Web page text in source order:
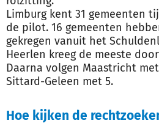
Limburg kent 31 gemeenten
de pilot. 16 gemeenten
gekregen vanuit het
Heerlen kreeg de meeste
Daarna volgen Maastricht
Sittard-Geleen met 5.
Hoe kijken de